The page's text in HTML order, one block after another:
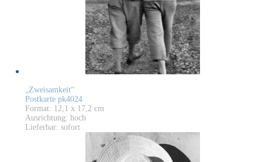
„Zweisamkeit“
Postkarte pk4024
Format: 12,1 x 17,2 cm
Ausrichtung: hoch
Lieferbar: sofort